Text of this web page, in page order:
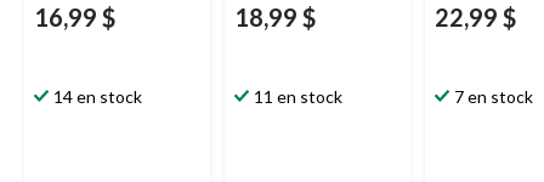
16,99 $
14 en stock
18,99 $
11 en stock
22,99 $
7 en stock